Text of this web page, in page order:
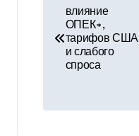
влияние
ОПЕК+,
тарифов США
и слабого
спроса